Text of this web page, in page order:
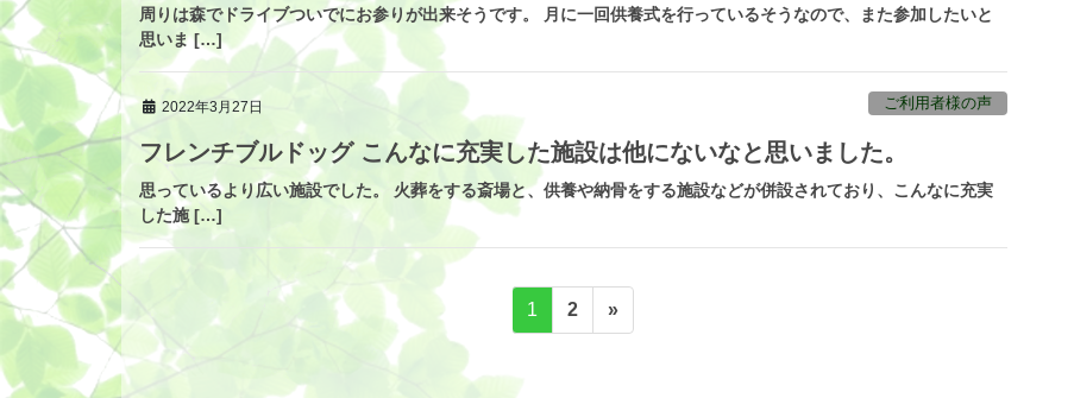
周りは森でドライブついでにお参りが出来そうです。 月に一回供養式を行っているそうなので、また参加したいと
思いま […]
2022年3月27日 ご利用者様の声
フレンチブルドッグ こんなに充実した施設は他にないなと思いました。
思っているより広い施設でした。 火葬をする斎場と、供養や納骨をする施設などが併設されており、こんなに充実
した施 […]
稿
固
定
1
固
定
2 »